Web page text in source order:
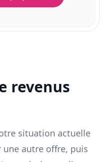
revenus
situation actuelle
autre offre, puis